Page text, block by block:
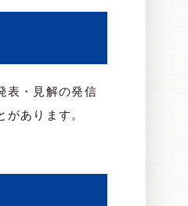
表・見解の発信
あります。